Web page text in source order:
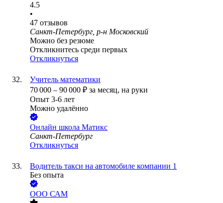
4.5
•
47 отзывов
Санкт-Петербург, р-н Московский
Можно без резюме
Откликнитесь среди первых
Откликнуться
Учитель математики
70 000 – 90 000 ₽ за месяц, на руки
Опыт 3-6 лет
Можно удалённо
Онлайн школа Матикс
Санкт-Петербург
Откликнуться
Водитель такси на автомобиле компании 1
Без опыта
ООО САМ